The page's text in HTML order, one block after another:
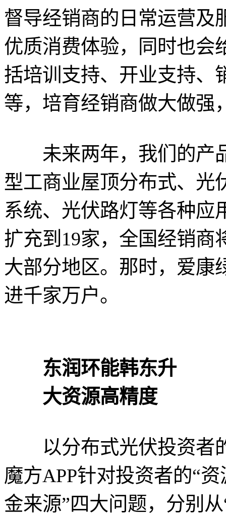
督导经销商的日常运营及
优质消费体验，同时也会
括培训支持、开业支持、
等，培育经销商做大做强
未来两年，我们的产
型工商业屋顶分布式、光
系统、光伏路灯等各种应
扩充到19家，全国经销商
大部分地区。那时，爱康
进千家万户。
东润环能韩东升
大资源高精度
以分布式光伏投资者
魔方APP针对投资者的“
金来源”四大问题，分别